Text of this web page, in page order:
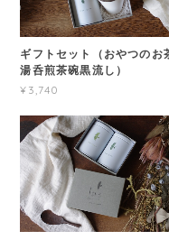
ギフトセット（おやつのお
湯呑煎茶碗黒流し）
¥3,740